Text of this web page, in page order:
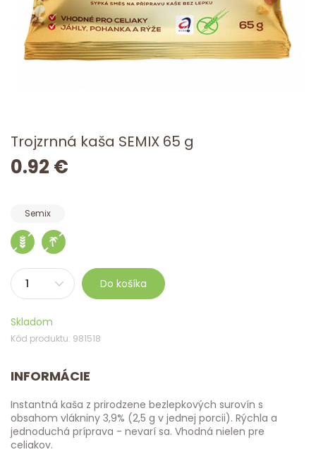
Trojzrnná kaša SEMIX 65 g
0.92 €
Semix
Do košíka
Skladom
Kód produktu: 981518
INFORMÁCIE
Instantná kaša z prirodzene bezlepkových surovín s
obsahom vlákniny 3,9% (2,5 g v jednej porcii). Rýchla a
jednoduchá príprava - nevarí sa. Vhodná nielen pre
celiakov.